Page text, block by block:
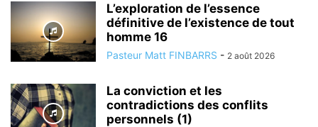
L’exploration de l’essence
définitive de l’existence de tout
homme 16
Pasteur Matt FINBARRS - 2 août 2026
La conviction et les
contradictions des conflits
personnels (1)